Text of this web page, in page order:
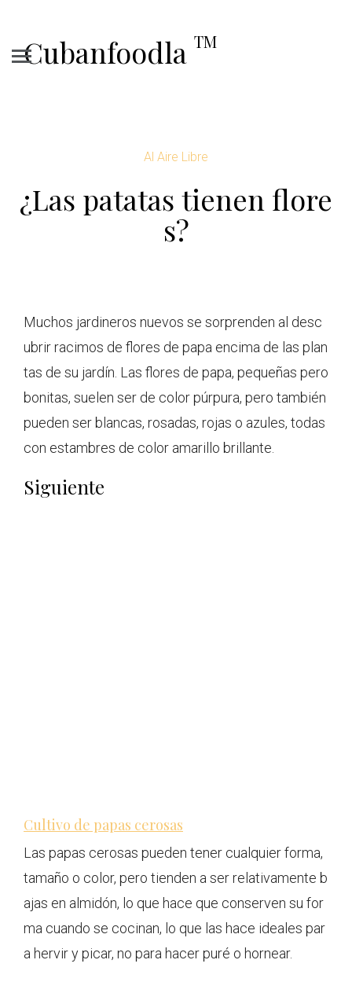
Cubanfoodla TM
Al Aire Libre
¿Las patatas tienen flore
s?
Muchos jardineros nuevos se sorprenden al desc
ubrir racimos de flores de papa encima de las plan
tas de su jardín. Las flores de papa, pequeñas pero
bonitas, suelen ser de color púrpura, pero también
pueden ser blancas, rosadas, rojas o azules, todas
con estambres de color amarillo brillante.
Siguiente
Cultivo de papas cerosas
Las papas cerosas pueden tener cualquier forma,
tamaño o color, pero tienden a ser relativamente b
ajas en almidón, lo que hace que conserven su for
ma cuando se cocinan, lo que las hace ideales par
a hervir y picar, no para hacer puré o hornear.